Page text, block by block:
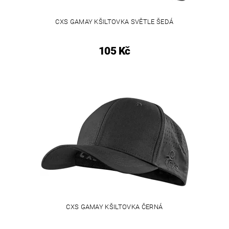
CXS GAMAY KŠILTOVKA SVĚTLE ŠEDÁ
105 Kč
CXS GAMAY KŠILTOVKA ČERNÁ